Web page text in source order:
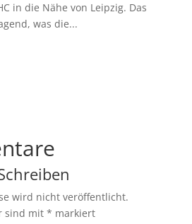
in die Nähe von Leipzig. Das
was die...
wird nicht veröffentlicht.
sind mit * markiert